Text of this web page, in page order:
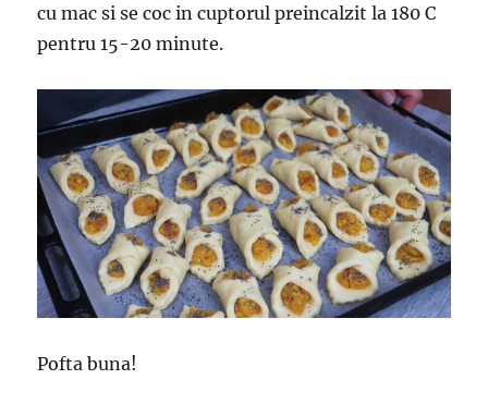
cu mac si se coc in cuptorul preincalzit la 180 C
pentru 15-20 minute.
Pofta buna!